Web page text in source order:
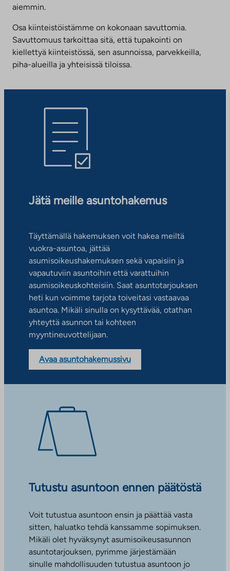
aiemmin.
Osa kiinteistöistämme on kokonaan savuttomia.
Savuttomuus tarkoittaa sitä, että tupakointi on
kiellettyä kiinteistössä, sen asunnoissa, parvekkeilla,
piha-alueilla ja yhteisissä tiloissa.
Jätä meille asuntohakemus
Täyttämällä hakemuksen voit hakea meiltä
vuokra-asuntoa, jättää
asumisoikeushakemuksen sekä vapaisiin ja
vapautuviin asuntoihin että varattuihin
asumisoikeuskohteisiin. Saat asuntotarjouksen
heti kun voimme tarjota toiveitasi vastaavaa
asuntoa. Mikäli sinulla on kysyttävää, otathan
yhteyttä asunnon tai kohteen
myyntineuvottelijaan.
Avaa asuntohakemussivu
Tutustu asuntoon ennen päätöstä
Voit tutustua asuntoon ensin ja päättää vasta
sitten, haluatko tehdä kanssamme sopimuksen.
Mikäli olet hyväksynyt asumisoikeusasunnon
asuntotarjouksen, pyrimme järjestämään
sinulle mahdollisuuden tutustua asuntoon jo